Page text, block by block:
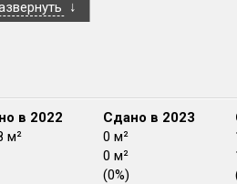
в 2022
м²
Сдано в 2023
0 м²
0 м²
(0%)